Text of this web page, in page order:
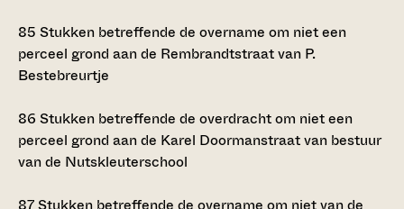
85 Stukken betreffende de overname om niet een
perceel grond aan de Rembrandtstraat van P.
Bestebreurtje
86 Stukken betreffende de overdracht om niet een
perceel grond aan de Karel Doormanstraat van bestuur
van de Nutskleuterschool